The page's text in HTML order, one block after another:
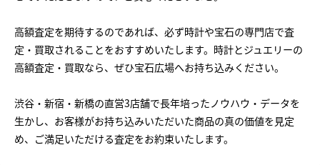
高額査定を期待するのであれば、必ず時計や宝石の専門店で査
定・買取されることをおすすめいたします。時計とジュエリーの
高額査定・買取なら、ぜひ宝石広場へお持ち込みください。
渋谷・新宿・新橋の直営3店舗で長年培ったノウハウ・データを
生かし、お客様がお持ち込みいただいた商品の真の価値を見定
め、ご満足いただける査定をお約束いたします。